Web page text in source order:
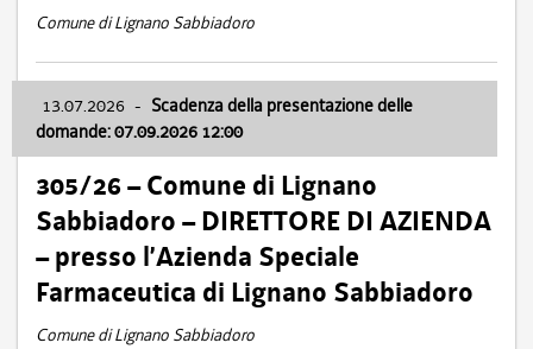
Comune di Lignano Sabbiadoro
13.07.2026 - Scadenza della presentazione delle
domande: 07.09.2026 12:00
305/26 – Comune di Lignano
Sabbiadoro – DIRETTORE DI AZIENDA
– presso l’Azienda Speciale
Farmaceutica di Lignano Sabbiadoro
Comune di Lignano Sabbiadoro